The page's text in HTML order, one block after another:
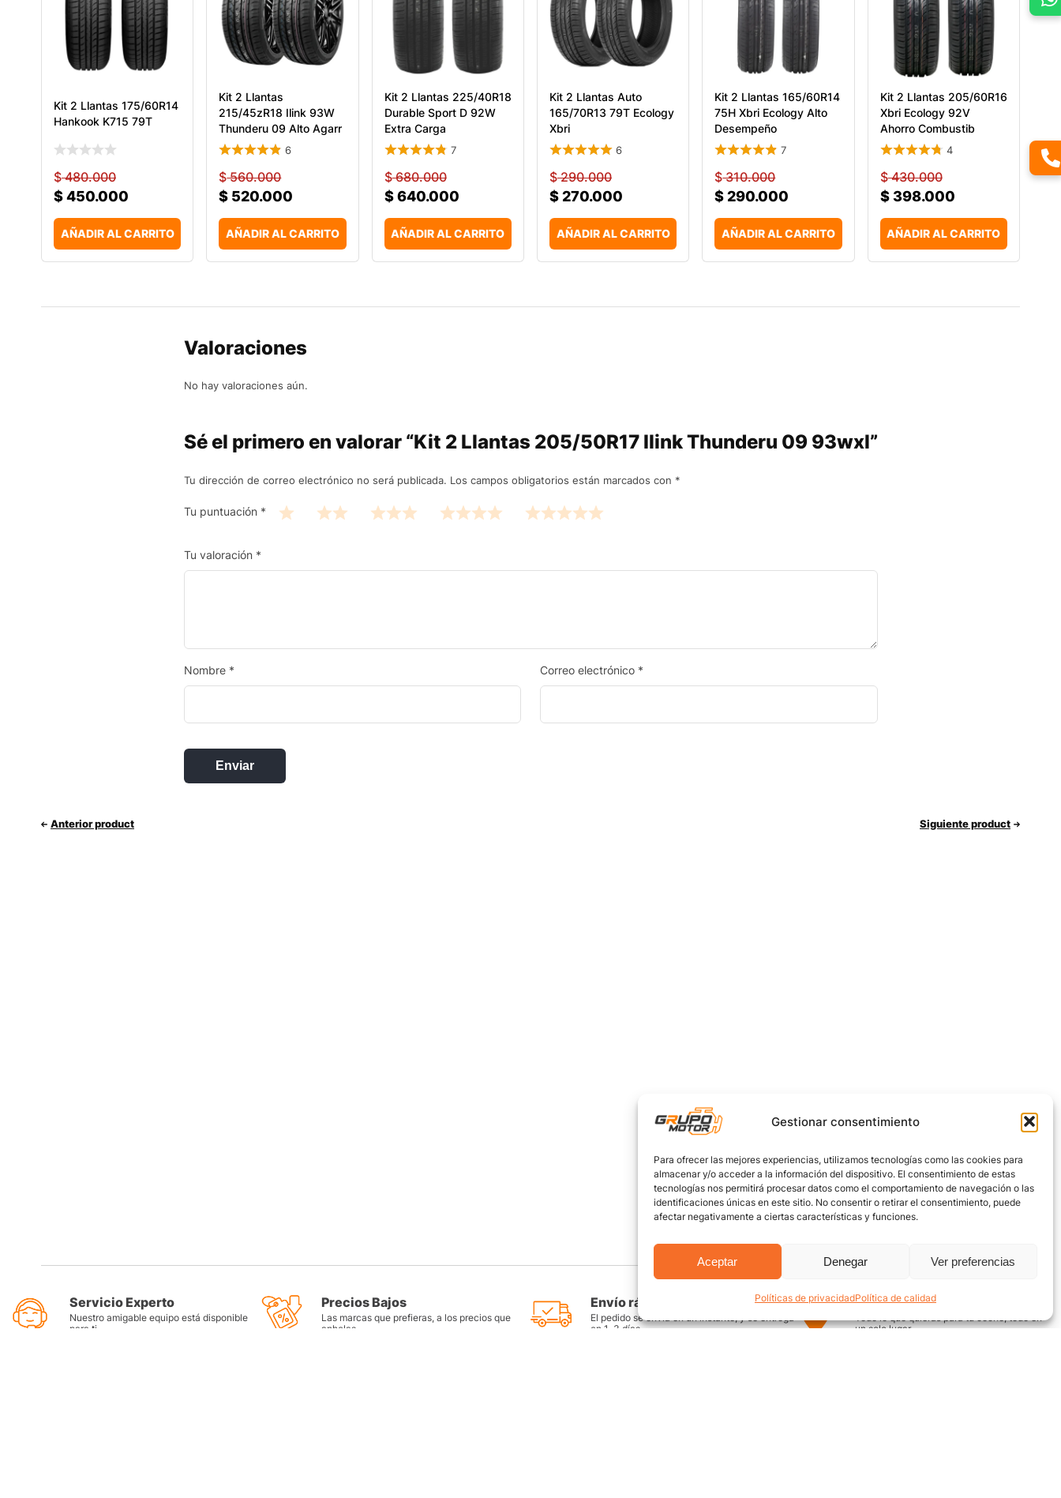
Gestionar consentimiento
Para ofrecer las mejores experiencias, utilizamos tecnologías como las cookies para
almacenar y/o acceder a la información del dispositivo. El consentimiento de estas
tecnologías nos permitirá procesar datos como el comportamiento de navegación o las
identificaciones únicas en este sitio. No consentir o retirar el consentimiento, puede
afectar negativamente a ciertas características y funciones.
Aceptar Denegar Ver preferencias
Políticas de privacidadPolítica de calidad
Kit 2 Llantas 175/60R14
Hankook K715 79T
$480.000
$450.000
AÑADIR AL CARRITO
Kit 2 Llantas
215/45zR18 Ilink 93W
Thunderu 09 Alto Agarr
6
$560.000
$ 520.000
AÑADIR AL CARRITO
Kit 2 Llantas 225/40R18
Durable Sport D 92W
Extra Carga
7
$680.000
$640.000
AÑADIR AL CARRITO
Kit 2 Llantas Auto
165/70R13 79T Ecology
Xbri
6
$290.000
$270.000
AÑADIR AL CARRITO
Kit 2 Llantas 165/60R14
75H Xbri Ecology Alto
Desempeño
7
$310.000
$290.000
AÑADIR AL CARRITO
Kit 2 Llantas 205/60R16
Xbri Ecology 92V
Ahorro Combustib
4
$430.000
$398.000
AÑADIR AL CARRITO
Valoraciones
No hay valoraciones aún.
Sé el primero en valorar “Kit 2 Llantas 205/50R17 Ilink Thunderu 09 93wxl”
Tu dirección de correo electrónico no será publicada. Los campos obligatorios están marcados con *
Tu puntuación *
Tu valoración *
Nombre * Correo electrónico *
Anterior product Siguiente product
Servicio Experto
Nuestro amigable equipo está disponible
para ti
Precios Bajos
Las marcas que prefieras, a los precios que
anhelas
Envío rápido y seguro
El pedido se envía en un instante, y se entrega
en 1-3 días
Encuentra aquí
Todo lo que quieras para tu coche, todo en
un solo lugar